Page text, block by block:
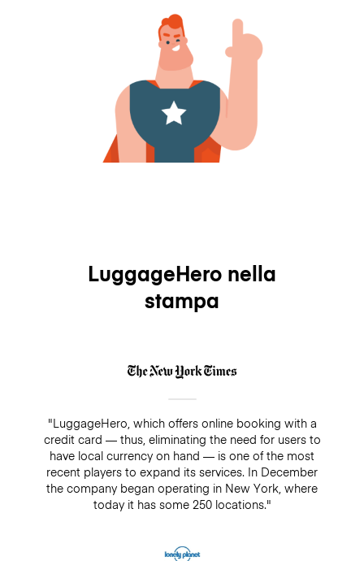
LuggageHero nella
stampa
"LuggageHero, which offers online booking with a
credit card — thus, eliminating the need for users to
have local currency on hand — is one of the most
recent players to expand its services. In December
the company began operating in New York, where
today it has some 250 locations."